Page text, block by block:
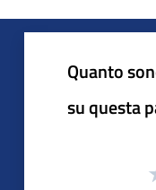
Quanto
su questa